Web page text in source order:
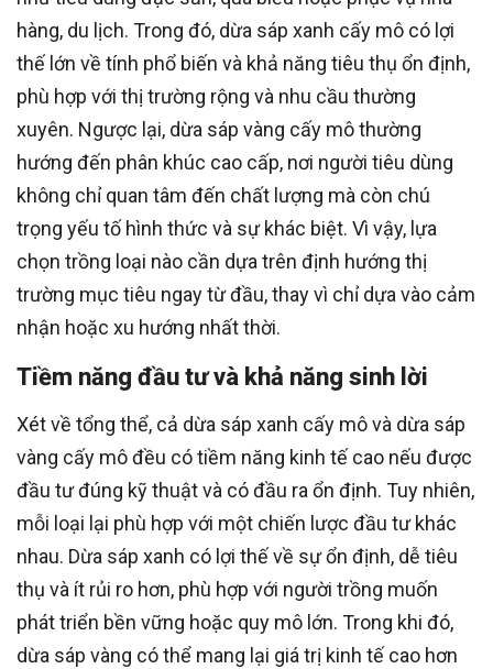
hàng, du lịch. Trong đó, dừa sáp xanh cấy mô có lợi
thế lớn về tính phổ biến và khả năng tiêu thụ ổn định,
phù hợp với thị trường rộng và nhu cầu thường
xuyên. Ngược lại, dừa sáp vàng cấy mô thường
hướng đến phân khúc cao cấp, nơi người tiêu dùng
không chỉ quan tâm đến chất lượng mà còn chú
trọng yếu tố hình thức và sự khác biệt. Vì vậy, lựa
chọn trồng loại nào cần dựa trên định hướng thị
trường mục tiêu ngay từ đầu, thay vì chỉ dựa vào cảm
nhận hoặc xu hướng nhất thời.
Tiềm năng đầu tư và khả năng sinh lời
Xét về tổng thể, cả dừa sáp xanh cấy mô và dừa sáp
vàng cấy mô đều có tiềm năng kinh tế cao nếu được
đầu tư đúng kỹ thuật và có đầu ra ổn định. Tuy nhiên,
mỗi loại lại phù hợp với một chiến lược đầu tư khác
nhau. Dừa sáp xanh có lợi thế về sự ổn định, dễ tiêu
thụ và ít rủi ro hơn, phù hợp với người trồng muốn
phát triển bền vững hoặc quy mô lớn. Trong khi đó,
dừa sáp vàng có thể mang lại giá trị kinh tế cao hơn